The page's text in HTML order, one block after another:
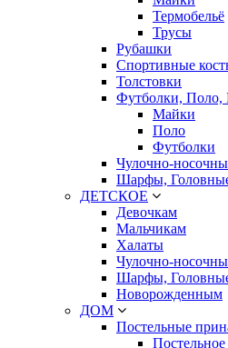
Термобельё
Трусы
Рубашки
Спортивные
Толстовки
Футболки, Поло,
Майки
Поло
Футболки
Чулочно-
Шарфы,
ДЕТСКОЕ
Девочкам
Мальчикам
Халаты
Чулочно-
Шарфы,
Новорожденным
ДОМ
Постельные
Постельное